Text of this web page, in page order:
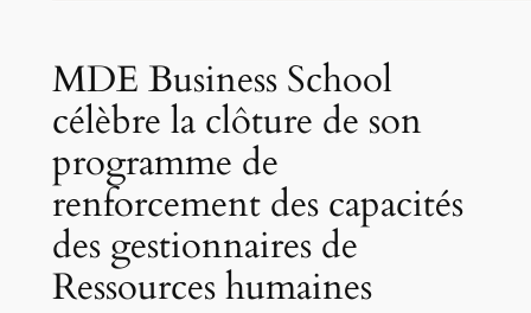
MDE Business School
célèbre la clôture de son
programme de
renforcement des capacités
des gestionnaires de
Ressources humaines